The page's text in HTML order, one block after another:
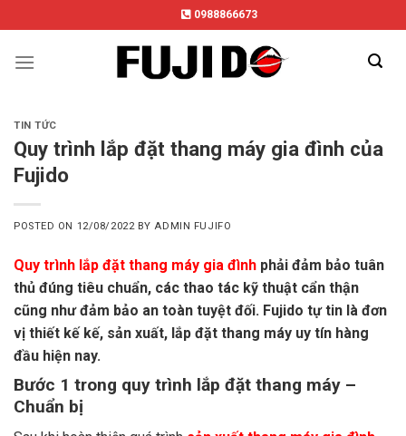
to
content
0988866673
TIN TỨC
Quy trình lắp đặt thang máy gia đình của
Fujido
POSTED ON 12/08/2022 BY ADMIN FUJIFO
Quy trình lắp đặt thang máy gia đình phải đảm bảo tuân
thủ đúng tiêu chuẩn, các thao tác kỹ thuật cẩn thận
cũng như đảm bảo an toàn tuyệt đối. Fujido tự tin là đơn
vị thiết kế kế, sản xuất, lắp đặt thang máy uy tín hàng
đầu hiện nay.
Bước 1 trong quy trình lắp đặt thang máy –
Chuẩn bị